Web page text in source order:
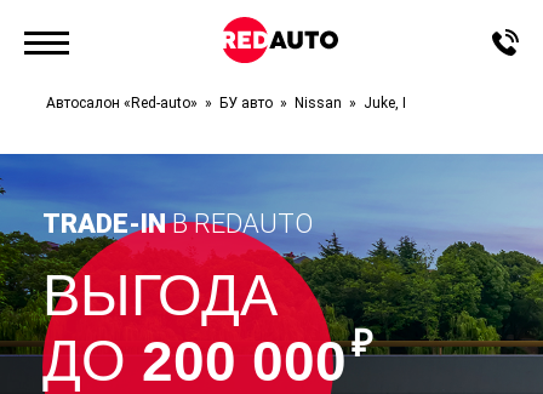
Автосалон «Red-auto» БУ авто Nissan Juke, I
TRADE-INВ REDAUTO
ВЫГОДА
ДО 200 000₽